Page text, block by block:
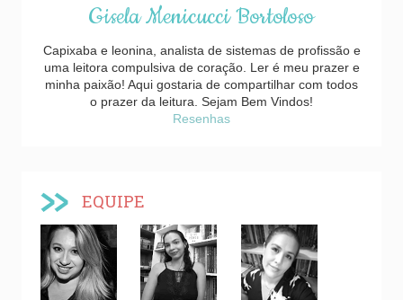
Gisela Menicucci Bortoloso
Capixaba e leonina, analista de sistemas de profissão e
uma leitora compulsiva de coração. Ler é meu prazer e
minha paixão! Aqui gostaria de compartilhar com todos
o prazer da leitura. Sejam Bem Vindos!
Resenhas
EQUIPE